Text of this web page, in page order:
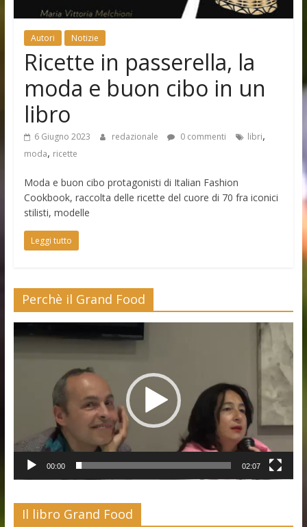
Autori Notizie
Ricette in passerella, la
moda e buon cibo in un
libro
6 Giugno 2023 redazionale 0 commenti libri,
moda, ricette
Moda e buon cibo protagonisti di Italian Fashion
Cookbook, raccolta delle ricette del cuore di 70 fra iconici
stilisti, modelle
Leggi tutto
Perchè il Grand Food
Player
00:00 02:07
Il libro Grand Food